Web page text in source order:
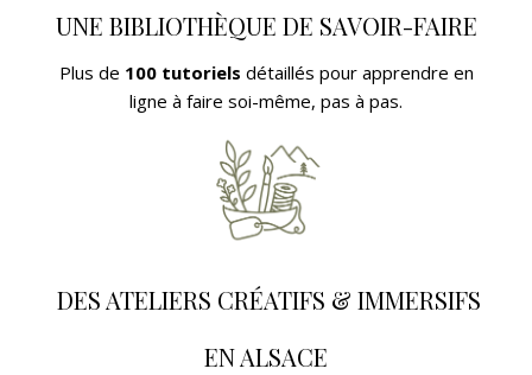
UNE BIBLIOTHÈQUE DE SAVOIR-FAIRE
Plus de 100 tutoriels détaillés pour apprendre en
ligne à faire soi-même, pas à pas.
DES ATELIERS CRÉATIFS & IMMERSIFS
EN ALSACE